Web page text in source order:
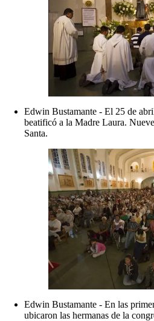
Edwin Bustamante - El 25 de
beatificó a la Madre Laura.
Santa.
Edwin Bustamante - En las
ubicaron las hermanas de la